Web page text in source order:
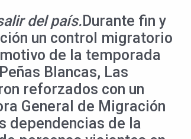
del país. Durante fin y
un control migratorio
de la temporada
Blancas, Las
reforzados con un
General de Migración
dependencias de la